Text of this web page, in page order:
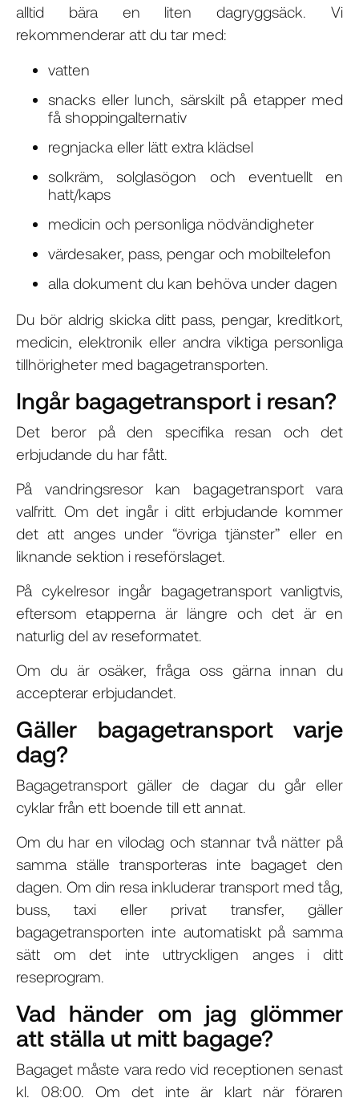
alltid bära en liten dagryggsäck. Vi
rekommenderar att du tar med:
vatten
snacks eller lunch, särskilt på etapper med
få shoppingalternativ
regnjacka eller lätt extra klädsel
solkräm, solglasögon och eventuellt en
hatt/kaps
medicin och personliga nödvändigheter
värdesaker, pass, pengar och mobiltelefon
alla dokument du kan behöva under dagen
Du bör aldrig skicka ditt pass, pengar, kreditkort,
medicin, elektronik eller andra viktiga personliga
tillhörigheter med bagagetransporten.
Ingår bagagetransport i resan?
Det beror på den specifika resan och det
erbjudande du har fått.
På vandringsresor kan bagagetransport vara
valfritt. Om det ingår i ditt erbjudande kommer
det att anges under “övriga tjänster” eller en
liknande sektion i reseförslaget.
På cykelresor ingår bagagetransport vanligtvis,
eftersom etapperna är längre och det är en
naturlig del av reseformatet.
Om du är osäker, fråga oss gärna innan du
accepterar erbjudandet.
Gäller bagagetransport varje
dag?
Bagagetransport gäller de dagar du går eller
cyklar från ett boende till ett annat.
Om du har en vilodag och stannar två nätter på
samma ställe transporteras inte bagaget den
dagen. Om din resa inkluderar transport med tåg,
buss, taxi eller privat transfer, gäller
bagagetransporten inte automatiskt på samma
sätt om det inte uttryckligen anges i ditt
reseprogram.
Vad händer om jag glömmer
att ställa ut mitt bagage?
Bagaget måste vara redo vid receptionen senast
kl. 08:00. Om det inte är klart när föraren